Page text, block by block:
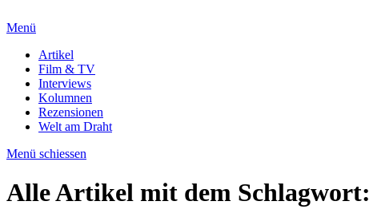
Menü
Artikel
Film & TV
Interviews
Kolumnen
Rezensionen
Welt am Draht
Menü schiessen
Alle Artikel mit dem Schlagwort: